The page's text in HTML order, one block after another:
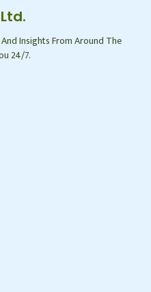
Insights From Around The
24/7.